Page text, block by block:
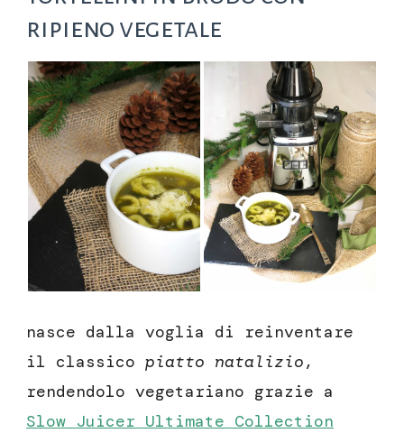
ripieno vegetale
nasce dalla voglia di reinventare
il classico piatto natalizio,
rendendolo vegetariano grazie a
Slow Juicer Ultimate Collection